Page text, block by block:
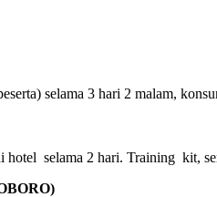
selama 3 hari 2 malam,
selama 2 hari. Training kit,